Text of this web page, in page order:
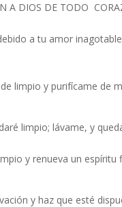
A DIOS DE TODO
a tu amor
limpio y purifícame de
limpio; lávame, y
y renueva un espíritu
y haz que esté